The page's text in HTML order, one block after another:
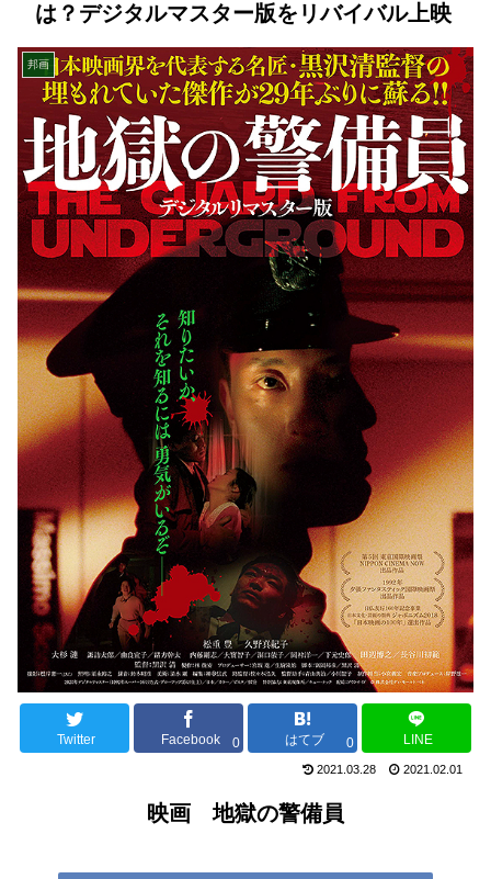
は？デジタルマスター版をリバイバル上映
邦画
Twitter Facebook 0 はてブ 0 LINE
2021.03.28 2021.02.01
映画 地獄の警備員